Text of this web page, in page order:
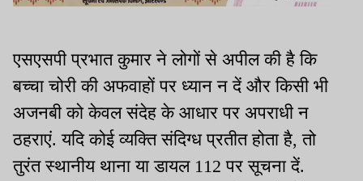
एसएसपी प्रभात कुमार ने लोगों से अपील की है कि
बच्चा चोरी की अफवाहों पर ध्यान न दें और किसी भी
अजनबी को केवल संदेह के आधार पर अपराधी न
ठहराएं. यदि कोई व्यक्ति संदिग्ध प्रतीत होता है, तो
तुरंत स्थानीय थाना या डायल 112 पर सूचना दें.